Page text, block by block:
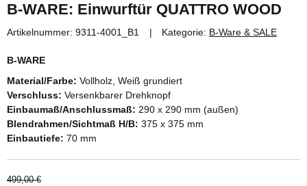
B-WARE: Einwurftür QUATTRO WOOD
Artikelnummer: 9311-4001_B1 Kategorie: B-Ware & SALE
B-WARE
Material/Farbe: Vollholz, Weiß grundiert
Verschluss: Versenkbarer Drehknopf
Einbaumaß/Anschlussmaß: 290 x 290 mm (außen)
Blendrahmen/Sichtmaß H/B: 375 x 375 mm
Einbautiefe: 70 mm
499,00 €